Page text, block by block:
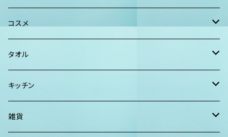
マルシェバッグ
ボストンバッグ
ショルダー
クラッチバッグ
マキシワンピ、スカート
Tシャツ ロンT
カジュアルシャツ
Foterra Jewelry
AHolic Handmade
vividy
コスメ
BLOSSOM
KULA HERBS
ISLAND BATH & BODY
タオル
スマーフ
ハンドタオル、ハンカチタオル
キッチン
California Surf Supply
雑貨